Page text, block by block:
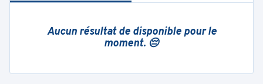
Aucun résultat de disponible pour le
moment. 😔